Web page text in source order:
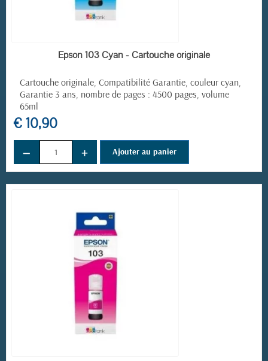
EN STOCK
Epson 103 Cyan - Cartouche originale
Cartouche originale, Compatibilité Garantie, couleur cyan,
Garantie 3 ans, nombre de pages : 4500 pages, volume
65ml
€ 10,90
− + Ajouter au panier